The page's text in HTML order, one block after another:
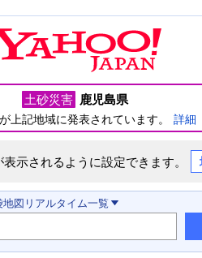
土砂災害 鹿児島県
上記地域に発表されています。 詳細
示されるように設定できます。
地図 リアルタイム一覧